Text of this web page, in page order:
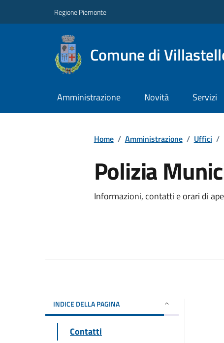
Regione Piemonte
Comune di
Amministrazione Novità Servizi
Home / Amministrazione / Uffici /
Polizia
Informazioni, contatti e orari di
INDICE DELLA PAGINA
Contatti